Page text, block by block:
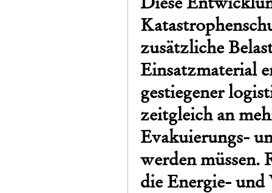
zusätzliche
Einsatzmaterial
gestiegener
zeitgleich an
Evakuierungs-
werden müssen.
die Energie-